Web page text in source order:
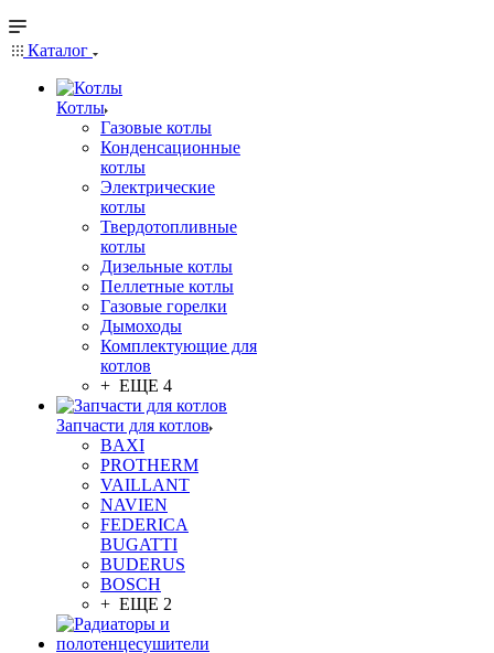
Каталог
Котлы
Газовые котлы
Конденсационные
котлы
Электрические
котлы
Твердотопливные
котлы
Дизельные котлы
Пеллетные котлы
Газовые горелки
Дымоходы
Комплектующие для
котлов
+ ЕЩЕ 4
Запчасти для котлов
BAXI
PROTHERM
VAILLANT
NAVIEN
FEDERICA
BUGATTI
BUDERUS
BOSCH
+ ЕЩЕ 2